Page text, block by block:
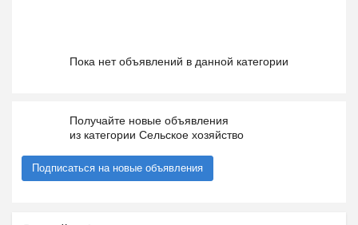
Пока нет объявлений в данной категории
Получайте новые объявления
из категории Сельское хозяйство
Подписаться на новые объявления